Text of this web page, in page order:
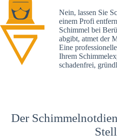
Nein, lassen Sie
einem Profi
Schimmel bei
abgibt, atmet der
Eine
Ihrem
schadenfrei,
Der